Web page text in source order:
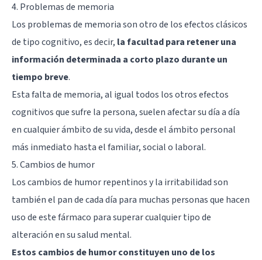
4. Problemas de memoria
Los problemas de memoria son otro de los efectos clásicos
de tipo cognitivo, es decir, la facultad para retener una
información determinada a corto plazo durante un
tiempo breve.
Esta falta de memoria, al igual todos los otros efectos
cognitivos que sufre la persona, suelen afectar su día a día
en cualquier ámbito de su vida, desde el ámbito personal
más inmediato hasta el familiar, social o laboral.
5. Cambios de humor
Los cambios de humor repentinos y la irritabilidad son
también el pan de cada día para muchas personas que hacen
uso de este fármaco para superar cualquier tipo de
alteración en su salud mental.
Estos cambios de humor constituyen uno de los